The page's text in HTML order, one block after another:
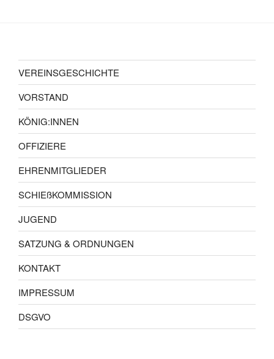
VEREINSGESCHICHTE
VORSTAND
KÖNIG:INNEN
OFFIZIERE
EHRENMITGLIEDER
SCHIEßKOMMISSION
JUGEND
SATZUNG & ORDNUNGEN
KONTAKT
IMPRESSUM
DSGVO